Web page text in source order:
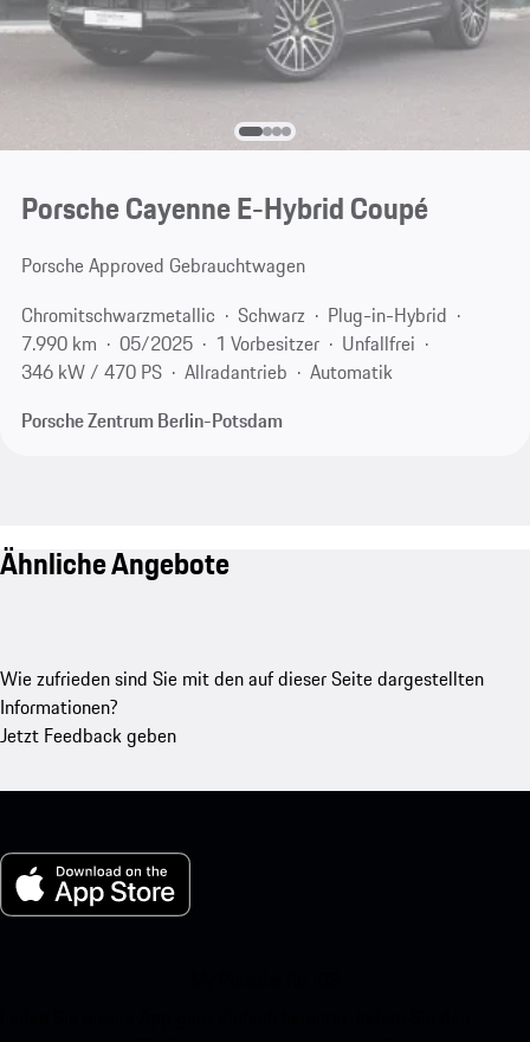
Porsche Cayenne E-Hybrid Coupé
Porsche Approved Gebrauchtwagen
Chromitschwarzmetallic
Schwarz
Plug-in-Hybrid
7.990 km
05/2025 1 Vorbesitzer
Unfallfrei
346 kW / 470 PS
Allradantrieb
Automatik
Porsche Zentrum Berlin-Potsdam
Ähnliche Angebote
Wie zufrieden sind Sie mit den auf dieser Seite dargestellten
Informationen?
Jetzt Feedback geben